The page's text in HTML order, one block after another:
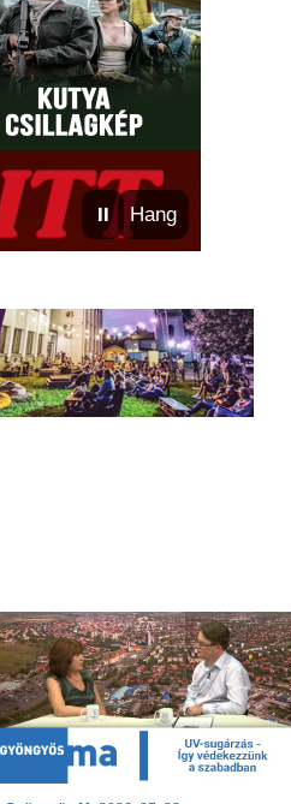
⏸ Hang